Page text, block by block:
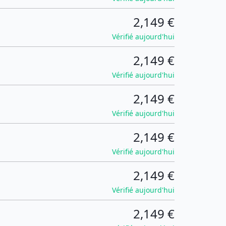
2,149 €
Vérifié aujourd'hui
2,149 €
Vérifié aujourd'hui
2,149 €
Vérifié aujourd'hui
2,149 €
Vérifié aujourd'hui
2,149 €
Vérifié aujourd'hui
2,149 €